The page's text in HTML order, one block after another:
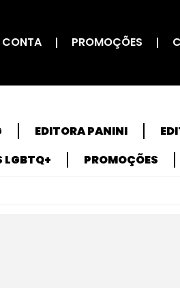
PROMOÇÕES
EDITORA PANINI
LGBTQ+ PROMOÇÕES